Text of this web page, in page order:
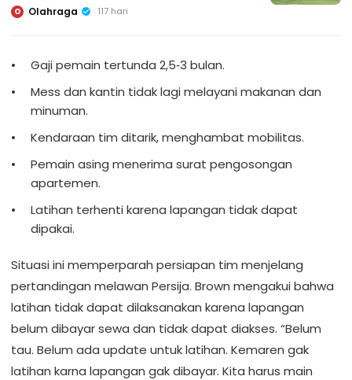
O Olahraga 117 hari
Gaji pemain tertunda 2,5‑3 bulan.
Mess dan kantin tidak lagi melayani makanan dan
minuman.
Kendaraan tim ditarik, menghambat mobilitas.
Pemain asing menerima surat pengosongan
apartemen.
Latihan terhenti karena lapangan tidak dapat
dipakai.
Situasi ini memperparah persiapan tim menjelang
pertandingan melawan Persija. Brown mengakui bahwa
latihan tidak dapat dilaksanakan karena lapangan
belum dibayar sewa dan tidak dapat diakses. “Belum
tau. Belum ada update untuk latihan. Kemaren gak
latihan karna lapangan gak dibayar. Kita harus main